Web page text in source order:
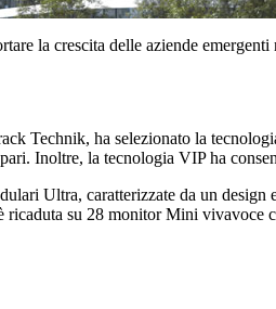
la crescita delle aziende
Technik, ha selezionato la
Inoltre, la tecnologia VIP ha
Ultra, caratterizzate da un design
ricaduta su 28 monitor Mini vivavoce